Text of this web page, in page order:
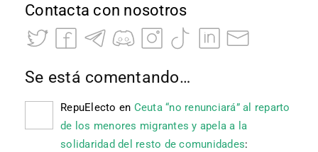
Contacta con nosotros
Se está comentando…
RepuElecto en Ceuta “no renunciará” al reparto
de los menores migrantes y apela a la
solidaridad del resto de comunidades: